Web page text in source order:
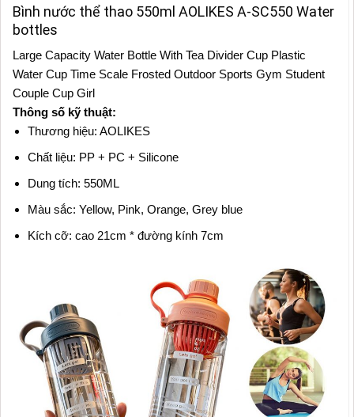
Bình nước thể thao 550ml AOLIKES A-SC550 Water
bottles
Large Capacity Water Bottle With Tea Divider Cup Plastic
Water Cup Time Scale Frosted Outdoor Sports Gym Student
Couple Cup Girl
Thông số kỹ thuật:
Thương hiệu: AOLIKES
Chất liệu: PP + PC + Silicone
Dung tích: 550ML
Màu sắc: Yellow, Pink, Orange, Grey blue
Kích cỡ: cao 21cm * đường kính 7cm